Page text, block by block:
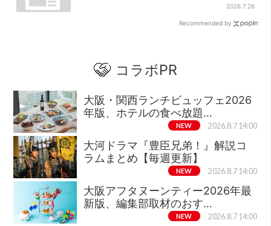
2026.7.26
Recommended by
コラボPR
大阪・関西ランチビュッフェ2026
年版、ホテルの食べ放題…
NEW 2026.8.7 14:00
大河ドラマ『豊臣兄弟！』解説コ
ラムまとめ【毎週更新】
NEW 2026.8.7 14:00
大阪アフタヌーンティー2026年最
新版、編集部取材のおす…
NEW 2026.8.7 14:00